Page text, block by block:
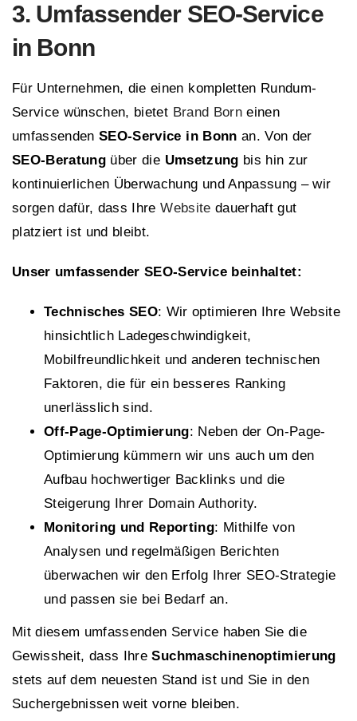
3. Umfassender SEO-Service
in Bonn
Für Unternehmen, die einen kompletten Rundum-
Service wünschen, bietet Brand Borneinen
umfassendenSEO-Service in Bonn an. Von der
SEO-Beratung über die Umsetzung bis hin zur
kontinuierlichen Überwachung und Anpassung – wir
sorgen dafür, dass IhreWebsite dauerhaft gut
platziert ist und bleibt.
Unser umfassender SEO-Service beinhaltet:
Technisches SEO: Wir optimieren Ihre Website
hinsichtlich Ladegeschwindigkeit,
Mobilfreundlichkeit und anderen technischen
Faktoren, die für ein besseres Ranking
unerlässlich sind.
Off-Page-Optimierung: Neben der On-Page-
Optimierung kümmern wir uns auch um den
Aufbau hochwertiger Backlinks und die
Steigerung Ihrer Domain Authority.
Monitoring und Reporting: Mithilfe von
Analysen und regelmäßigen Berichten
überwachen wir den Erfolg Ihrer SEO-Strategie
und passen sie bei Bedarf an.
Mit diesem umfassenden Service haben Sie die
Gewissheit, dass IhreSuchmaschinenoptimierung
stets auf dem neuesten Stand ist und Sie in den
Suchergebnissen weit vorne bleiben.